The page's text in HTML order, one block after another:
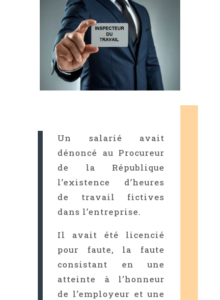
Un salarié avait
dénoncé au Procureur
de la République
l’existence d’heures
de travail fictives
dans l’entreprise.
Il avait été licencié
pour faute, la faute
consistant en une
atteinte à l’honneur
de l’employeur et une